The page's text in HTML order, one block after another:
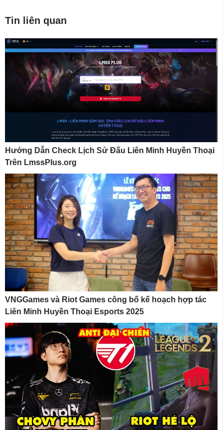
Tin liên quan
Hướng Dẫn Check Lịch Sử Đấu Liên Minh Huyền Thoại
Trên LmssPlus.org
VNGGames và Riot Games công bố kế hoạch hợp tác
Liên Minh Huyền Thoại Esports 2025